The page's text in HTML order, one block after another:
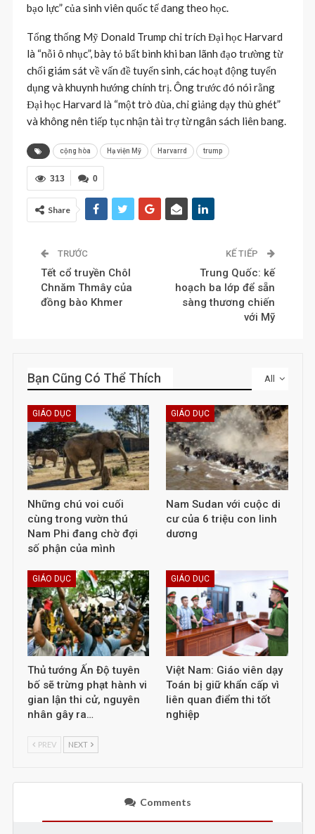
bạo lực” của sinh viên quốc tế đang theo học.
Tổng thống Mỹ Donald Trump chỉ trích Đại học Harvard
là “nỗi ô nhục”, bày tỏ bất bình khi ban lãnh đạo trường từ
chối giám sát về vấn đề tuyển sinh, các hoạt động tuyển
dụng và khuynh hướng chính trị. Ông trước đó nói rằng
Đại học Harvard là “một trò đùa, chỉ giảng dạy thù ghét”
và không nên tiếp tục nhận tài trợ từ ngân sách liên bang.
cộng hòa Hạ viện Mỹ Harvarrd trump
0
313
Share
TRƯỚC
Tết cổ truyền Chôl
Chnăm Thmây của
đồng bào Khmer
KẾ TIẾP
Trung Quốc: kế
hoạch ba lớp để sẵn
sàng thương chiến
với Mỹ
All
Bạn Cũng Có Thể Thích
GIÁO DỤC
Những chú voi cuối
cùng trong vườn thú
Nam Phi đang chờ đợi
số phận của mình
GIÁO DỤC
Nam Sudan với cuộc di
cư của 6 triệu con linh
dương
GIÁO DỤC
Thủ tướng Ấn Độ tuyên
bố sẽ trừng phạt hành vi
gian lận thi cử, nguyên
nhân gây ra…
GIÁO DỤC
Việt Nam: Giáo viên dạy
Toán bị giữ khẩn cấp vì
liên quan điểm thi tốt
nghiệp
PREV NEXT
Comments